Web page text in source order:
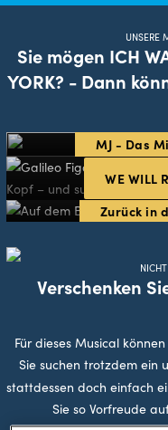
UNSERE
Sie mögen ICH
YORK? - Dann
MJ - Das
WE WILL
Zurück in
Verschenken
Für dieses Musical
Sie suchen trotzdem ein
stattdessen doch einfach
Sie so Vorfreude